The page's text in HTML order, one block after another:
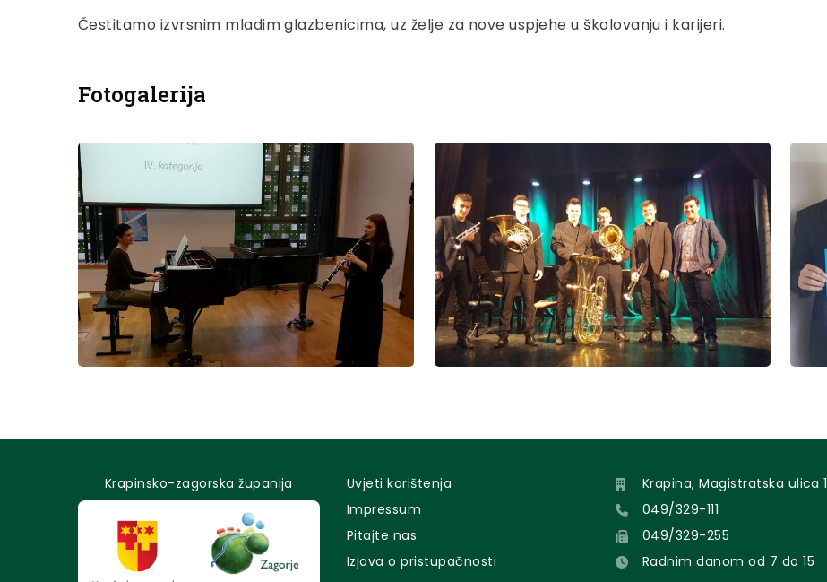
Čestitamo izvrsnim mladim glazbenicima, uz želje za nove uspjehe u školovanju i karijeri.
Fotogalerija
Krapinsko-zagorska županija
Uvjeti korištenja
Impressum
Pitajte nas
Izjava o pristupačnosti
Krapina, Magistratska ulica 1
049/329-111
049/329-255
Radnim danom od 7 do 15